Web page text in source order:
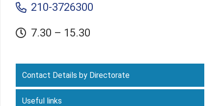
210-3726300
7.30 – 15.30
Contact Details by Directorate
Useful links